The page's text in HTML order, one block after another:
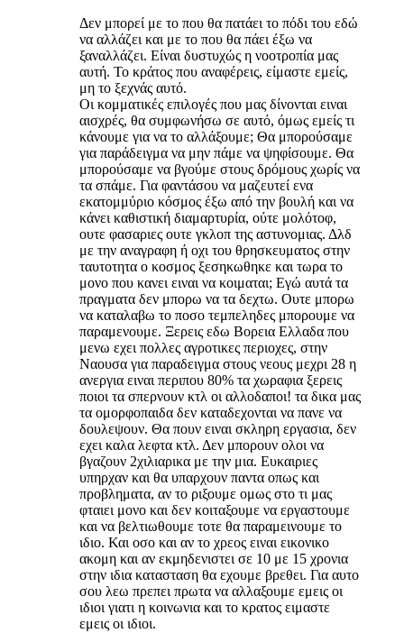
Δεν μπορεί με το που θα πατάει το πόδι του εδώ
να αλλάζει και με το που θα πάει έξω να
ξαναλλάζει. Είναι δυστυχώς η νοοτροπία μας
αυτή. Το κράτος που αναφέρεις, είμαστε εμείς,
μη το ξεχνάς αυτό.
Οι κομματικές επιλογές που μας δίνονται ειναι
αισχρές, θα συμφωνήσω σε αυτό, όμως εμείς τι
κάνουμε για να το αλλάξουμε; Θα μπορούσαμε
για παράδειγμα να μην πάμε να ψηφίσουμε. Θα
μπορούσαμε να βγούμε στους δρόμους χωρίς να
τα σπάμε. Για φαντάσου να μαζευτεί ενα
εκατομμύριο κόσμος έξω από την βουλή και να
κάνει καθιστική διαμαρτυρία, ούτε μολότοφ,
ουτε φασαριες ουτε γκλοπ της αστυνομιας. Δλδ
με την αναγραφη ή οχι του θρησκευματος στην
ταυτοτητα ο κοσμος ξεσηκωθηκε και τωρα το
μονο που κανει ειναι να κοιμαται; Εγώ αυτά τα
πραγματα δεν μπορω να τα δεχτω. Ουτε μπορω
να καταλαβω το ποσο τεμπεληδες μπορουμε να
παραμενουμε. Ξερεις εδω Βορεια Ελλαδα που
μενω εχει πολλες αγροτικες περιοχες, στην
Ναουσα για παραδειγμα στους νεους μεχρι 28 η
ανεργια ειναι περιπου 80% τα χωραφια ξερεις
ποιοι τα σπερνουν κτλ οι αλλοδαποι! τα δικα μας
τα ομορφοπαιδα δεν καταδεχονται να πανε να
δουλεψουν. Θα πουν ειναι σκληρη εργασια, δεν
εχει καλα λεφτα κτλ. Δεν μπορουν ολοι να
βγαζουν 2χιλιαρικα με την μια. Ευκαιριες
υπηρχαν και θα υπαρχουν παντα οπως και
προβληματα, αν το ριξουμε ομως στο τι μας
φταιει μονο και δεν κοιταξουμε να εργαστουμε
και να βελτιωθουμε τοτε θα παραμεινουμε το
ιδιο. Και οσο και αν το χρεος ειναι εικονικο
ακομη και αν εκμηδενιστει σε 10 με 15 χρονια
στην ιδια κατασταση θα εχουμε βρεθει. Για αυτο
σου λεω πρεπει πρωτα να αλλαξουμε εμεις οι
ιδιοι γιατι η κοινωνια και το κρατος ειμαστε
εμεις οι ιδιοι.